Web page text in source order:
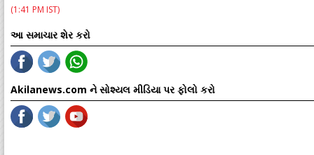
(1:41 PM IST)
આ સમાચાર શેર કરો
Akilanews.com ને સોશ્યલ મીડિયા પર ફોલો કરો